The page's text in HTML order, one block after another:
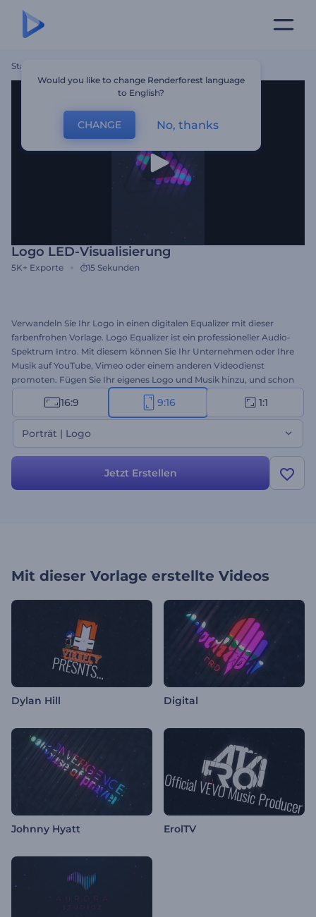
Startseite
Logo LED-Visualisierung
5K+ Exporte 15 Sekunden
Verwandeln Sie Ihr Logo in einen digitalen Equalizer mit dieser
farbenfrohen Vorlage. Logo Equalizer ist ein professioneller Audio-
Spektrum Intro. Mit diesem können Sie Ihr Unternehmen oder Ihre
Musik auf YouTube, Vimeo oder einem anderen Videodienst
promoten. Fügen Sie Ihr eigenes Logo und Musik hinzu, und schon
sind Sie startklar! Beeindrucken Sie Ihre Kunden und erregen Sie
Eindruck!
16:9 9:16 1:1
Porträt | Logo
Jetzt Erstellen
Mit dieser Vorlage erstellte Videos
Dylan Hill Digital
Johnny Hyatt ErolTV
Would you like to change Renderforest language
to English?
CHANGE No, thanks